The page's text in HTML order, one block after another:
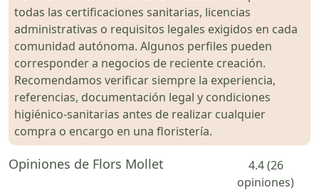
todas las certificaciones sanitarias, licencias
administrativas o requisitos legales exigidos en cada
comunidad autónoma. Algunos perfiles pueden
corresponder a negocios de reciente creación.
Recomendamos verificar siempre la experiencia,
referencias, documentación legal y condiciones
higiénico-sanitarias antes de realizar cualquier
compra o encargo en una floristería.
Opiniones de Flors Mollet
4.4 (26
opiniones)